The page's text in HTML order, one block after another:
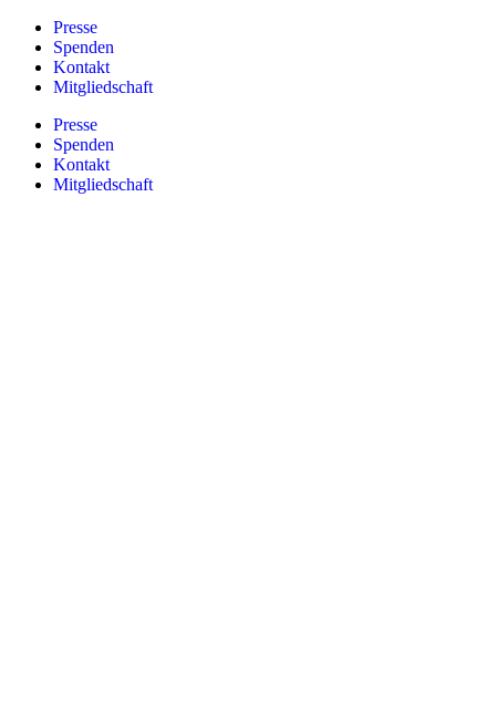
Zum
Inhalt
springen
Presse
Spenden
Kontakt
Mitgliedschaft
Presse
Spenden
Kontakt
Mitgliedschaft